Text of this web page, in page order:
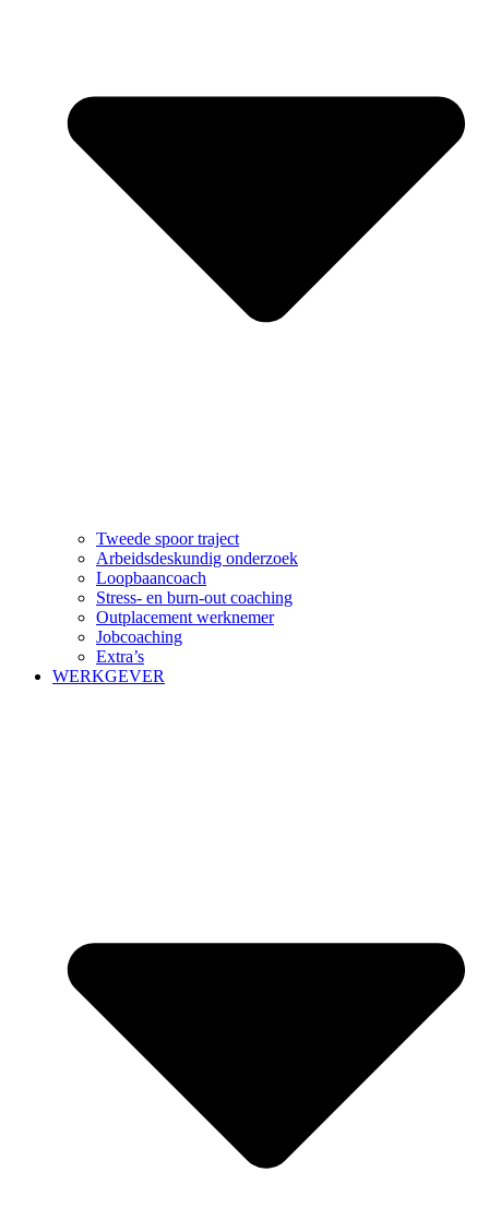
Tweede spoor traject
Arbeidsdeskundig onderzoek
Loopbaancoach
Stress- en burn-out coaching
Outplacement werknemer
Jobcoaching
Extra’s
WERKGEVER